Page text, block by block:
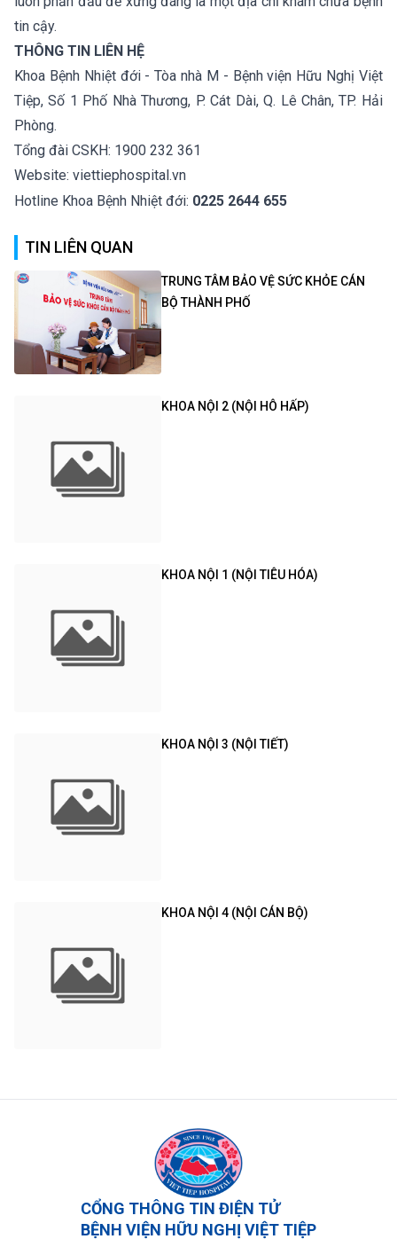
tin cậy.
THÔNG TIN LIÊN HỆ
Khoa Bệnh Nhiệt đới - Tòa nhà M - Bệnh viện Hữu Nghị Việt
Tiệp, Số 1 Phố Nhà Thương, P. Cát Dài, Q. Lê Chân, TP. Hải
Phòng.
Tổng đài CSKH: 1900 232 361
Website: viettiephospital.vn
Hotline Khoa Bệnh Nhiệt đới: 0225 2644 655
TIN LIÊN QUAN
TRUNG TÂM BẢO VỆ SỨC KHỎE CÁN
BỘ THÀNH PHỐ
KHOA NỘI 2 (NỘI HÔ HẤP)
KHOA NỘI 1 (NỘI TIÊU HÓA)
KHOA NỘI 3 (NỘI TIẾT)
KHOA NỘI 4 (NỘI CÁN BỘ)
CỔNG THÔNG TIN ĐIỆN TỬ
BỆNH VIỆN HỮU NGHỊ VIỆT TIỆP